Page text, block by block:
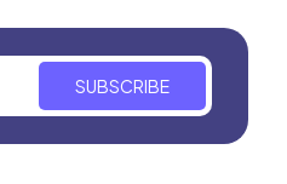
SUBSCRIBE